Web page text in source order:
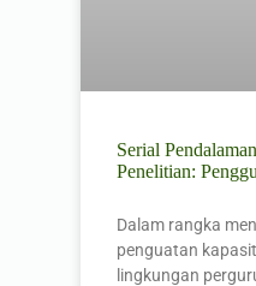
Serial
Penelitian:
Dalam rangka
penguatan
lingkungan